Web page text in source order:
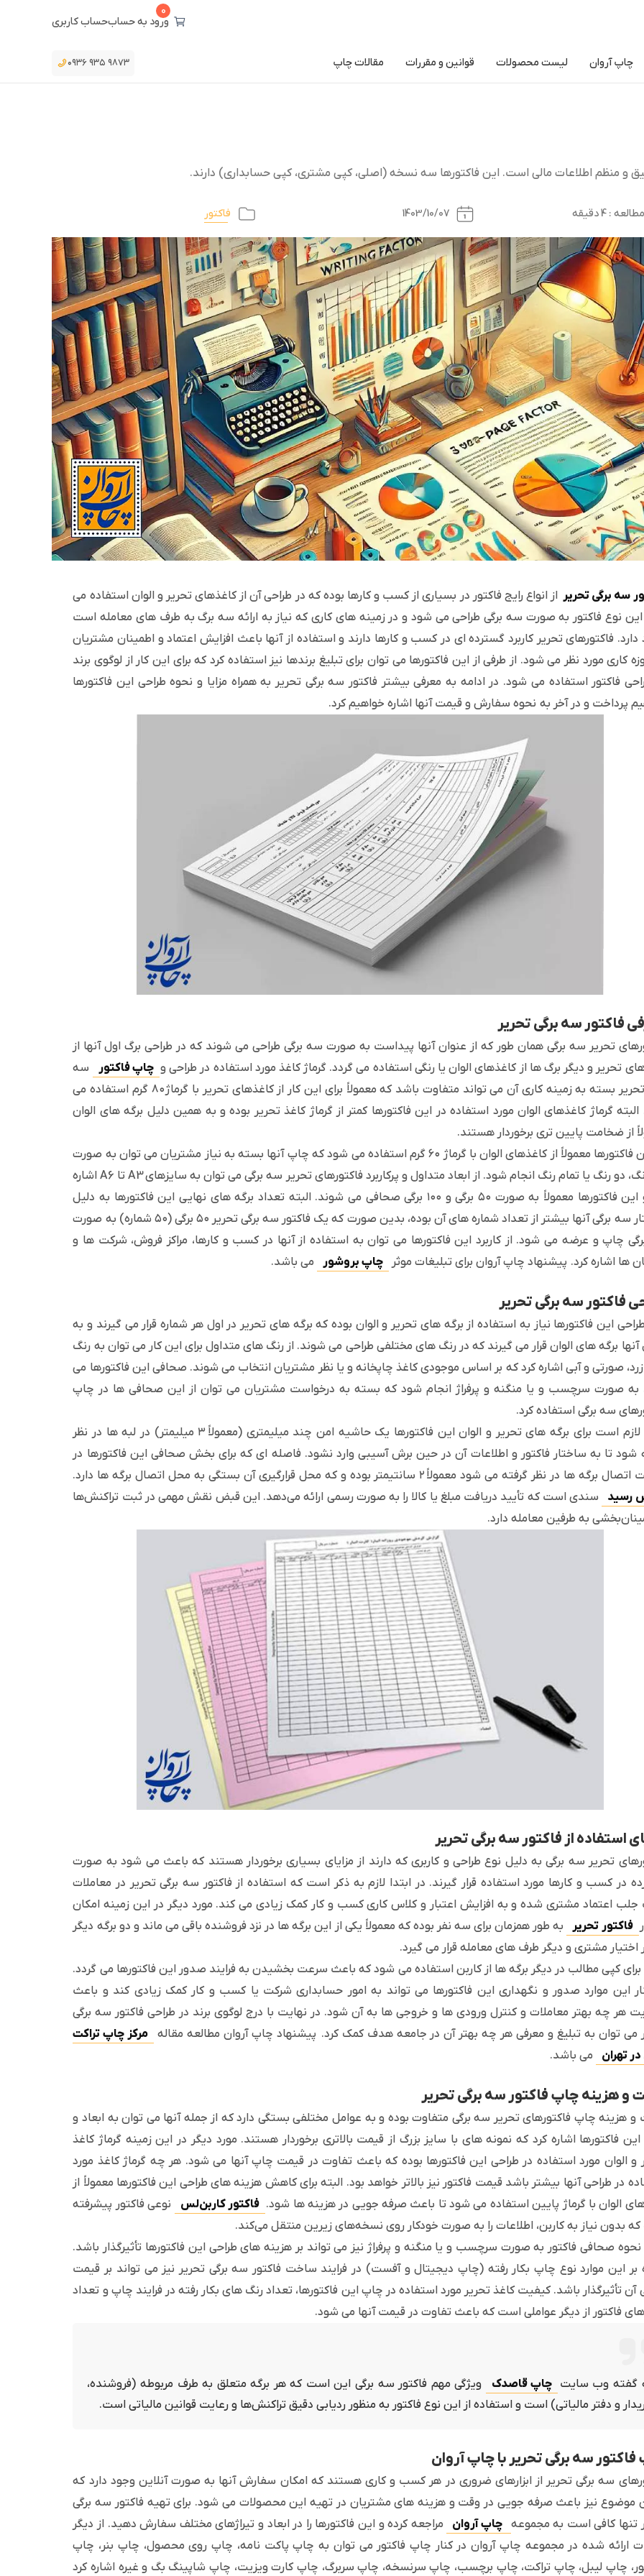
0
ورود به حسابحساب کاربری
چاپ آروان لیست محصولات قوانین و مقررات مقالات چاپ ۰۹۳۶ ۹۳۵ ۹۸۷۳
و منظم اطلاعات مالی است. این فاکتورها سه نسخه (اصلی، کپی مشتری، کپی حسابداری) دارند.
: 4 دقیقه 1403/10/07 فاکتور
سه برگی تحریر از انواع رایج فاکتور در بسیاری از کسب و کارها بوده که در طراحی آن از کاغذهای تحریر و الوان استفاده می
نوع فاکتور به صورت سه برگی طراحی می شود و در زمینه های کاری که نیاز به ارائه سه برگ به طرف های معامله است
دارد. فاکتورهای تحریر کاربرد گسترده ای در کسب و کارها دارند و استفاده از آنها باعث افزایش اعتماد و اطمینان مشتریان
کاری مورد نظر می شود. از طرفی از این فاکتورها می توان برای تبلیغ برندها نیز استفاده کرد که برای این کار از لوگوی برند
فاکتور استفاده می شود. در ادامه به معرفی بیشتر فاکتور سه برگی تحریر به همراه مزایا و نحوه طراحی این فاکتورها
پرداخت و در آخر به نحوه سفارش و قیمت آنها اشاره خواهیم کرد.
فاکتور سه برگی تحریر
تحریر سه برگی همان طور که از عنوان آنها پیداست به صورت سه برگی طراحی می شوند که در طراحی برگ اول آنها از
تحریر و دیگر برگ ها از کاغذهای الوان یا رنگی استفاده می گردد. گرماژ کاغذ مورد استفاده در طراحی و چاپ فاکتور
سه
برگی تحریر بسته به زمینه کاری آن می تواند متفاوت باشد که معمولاً برای این کار از کاغذهای تحریر با گرماژ ۸۰ گرم استفاده می
گرماژ کاغذهای الوان مورد استفاده در این فاکتورها کمتر از گرماژ کاغذ تحریر بوده و به همین دلیل برگه های الوان
از ضخامت پایین تری برخوردار هستند.
در این فاکتورها معمولاً از کاغذهای الوان با گرماژ ۶۰ گرم استفاده می شود که چاپ آنها بسته به نیاز مشتریان می توان به صورت
تک رنگ، دو رنگ یا تمام رنگ انجام شود. از ابعاد متداول و پرکاربرد فاکتورهای تحریر سه برگی می توان به سایزهای A3 تا A6 اشاره
کرد و این فاکتورها معمولاً به صورت ۵۰ برگی و ۱۰۰ برگی صحافی می شوند. البته تعداد برگه های نهایی این فاکتورها به دلیل
ساختار سه برگی آنها بیشتر از تعداد شماره های آن بوده، بدین صورت که یک فاکتور سه برگی تحریر ۵۰ برگی (۵۰ شماره) به صورت
برگی چاپ و عرضه می شود. از کاربرد این فاکتورها می توان به استفاده از آنها در کسب و کارها، مراکز فروش، شرکت ها و
ها اشاره کرد. پیشنهاد چاپ آروان برای تبلیغات موثر
چاپ بروشور می باشد.
فاکتور سه برگی تحریر
این فاکتورها نیاز به استفاده از برگه های تحریر و الوان بوده که برگه های تحریر در اول هر شماره قرار می گیرند و به
آنها برگه های الوان قرار می گیرند که در رنگ های مختلفی طراحی می شوند. از رنگ های متداول برای این کار می توان به رنگ
صورتی و آبی اشاره کرد که بر اساس موجودی کاغذ چاپخانه و یا نظر مشتریان انتخاب می شوند. صحافی این فاکتورها می
به صورت سرچسب و یا منگنه و پرفراژ انجام شود که بسته به درخواست مشتریان می توان از این صحافی ها در چاپ
سه برگی استفاده کرد.
البته لازم است برای برگه های تحریر و الوان این فاکتورها یک حاشیه امن چند میلیمتری (معمولاً ۳ میلیمتر) در لبه ها در نظر
شود تا به ساختار فاکتور و اطلاعات آن در حین برش آسیبی وارد نشود. فاصله ای که برای بخش صحافی این فاکتورها در
ها در نظر گرفته می شود معمولاً ۲ سانتیمتر بوده و که محل قرارگیری آن بستگی به محل اتصال برگه ها دارد.
رسید
سندی است که تأیید دریافت مبلغ یا کالا را به صورت رسمی ارائه می‌دهد. این قبض نقش مهمی در ثبت تراکنش‌ها
به طرفین معامله دارد.
استفاده از فاکتور سه برگی تحریر
تحریر سه برگی به دلیل نوع طراحی و کاربری که دارند از مزایای بسیاری برخوردار هستند که باعث می شود به صورت
در کسب و کارها مورد استفاده قرار گیرند. در ابتدا لازم به ذکر است که استفاده از فاکتور سه برگی تحریر در معاملات
جلب اعتماد مشتری شده و به افزایش اعتبار و کلاس کاری کسب و کار کمک زیادی می کند. مورد دیگر در این زمینه امکان
فاکتور تحریر
به طور همزمان برای سه نفر بوده که معمولاً یکی از این برگه ها در نزد فروشنده باقی می ماند و دو برگه دیگر
اختیار مشتری و دیگر طرف های معامله قرار می گیرد.
برای کپی مطالب در دیگر برگه ها از کاربن استفاده می شود که باعث سرعت بخشیدن به فرایند صدور این فاکتورها می گردد.
این موارد صدور و نگهداری این فاکتورها می تواند به امور حسابداری شرکت یا کسب و کار کمک زیادی کند و باعث
هر چه بهتر معاملات و کنترل ورودی ها و خروجی ها به آن شود. در نهایت با درج لوگوی برند در طراحی فاکتور سه برگی
می توان به تبلیغ و معرفی هر چه بهتر آن در جامعه هدف کمک کرد. پیشنهاد چاپ آروان مطالعه مقاله
مرکز چاپ تراکت
در تهران
می باشد.
و هزینه چاپ فاکتور سه برگی تحریر
و هزینه چاپ فاکتورهای تحریر سه برگی متفاوت بوده و به عوامل مختلفی بستگی دارد که از جمله آنها می توان به ابعاد و
فاکتورها اشاره کرد که نمونه های با سایز بزرگ از قیمت بالاتری برخوردار هستند. مورد دیگر در این زمینه گرماژ کاغذ
و الوان مورد استفاده در طراحی این فاکتورها بوده که باعث تفاوت در قیمت چاپ آنها می شود. هر چه گرماژ کاغذ مورد
در طراحی آنها بیشتر باشد قیمت فاکتور نیز بالاتر خواهد بود. البته برای کاهش هزینه های طراحی این فاکتورها معمولاً از
الوان با گرماژ پایین استفاده می شود تا باعث صرفه جویی در هزینه ها شود. فاکتور کاربن‌لس
نوعی فاکتور پیشرفته
بدون نیاز به کاربن، اطلاعات را به صورت خودکار روی نسخه‌های زیرین منتقل می‌کند.
نحوه صحافی فاکتور به صورت سرچسب و یا منگنه و پرفراژ نیز می تواند بر هزینه های طراحی این فاکتورها تأثیرگذار باشد.
بر این موارد نوع چاپ بکار رفته (چاپ دیجیتال و آفست) در فرایند ساخت فاکتور سه برگی تحریر نیز می تواند بر قیمت
آن تأثیرگذار باشد. کیفیت کاغذ تحریر مورد استفاده در چاپ این فاکتورها، تعداد رنگ های بکار رفته در فرایند چاپ و تعداد
های فاکتور از دیگر عواملی است که باعث تفاوت در قیمت آنها می شود.
گفته وب سایت چاپ قاصدک
ویژگی مهم فاکتور سه برگی این است که هر برگه متعلق به طرف مربوطه (فروشنده،
و دفتر مالیاتی) است و استفاده از این نوع فاکتور به منظور ردیابی دقیق تراکنش‌ها و رعایت قوانین مالیاتی است.
سه برگی تحریر با چاپ آروان
سه برگی تحریر از ابزارهای ضروری در هر کسب و کاری هستند که امکان سفارش آنها به صورت آنلاین وجود دارد که
موضوع نیز باعث صرفه جویی در وقت و هزینه های مشتریان در تهیه این محصولات می شود. برای تهیه فاکتور سه برگی
تنها کافی است به مجموعه چاپ آروان
مراجعه کرده و این فاکتورها را در ابعاد و تیراژهای مختلف سفارش دهید. از دیگر
ارائه شده در مجموعه چاپ آروان در کنار چاپ فاکتور می توان به چاپ پاکت نامه، چاپ روی محصول، چاپ بنر، چاپ
چاپ لیبل، چاپ تراکت، چاپ برچسب، چاپ سرنسخه، چاپ سربرگ، چاپ کارت ویزیت، چاپ شاپینگ بگ و غیره اشاره کرد